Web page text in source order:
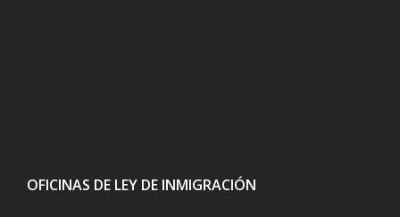
OFICINAS DE LEY DE INMIGRACIÓN